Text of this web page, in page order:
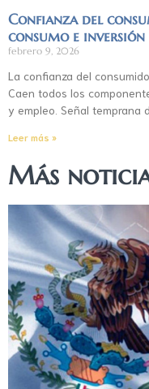
Confianza del
consumo e inversión
febrero 9, 2026
La confianza del
Caen todos los
y empleo. Señal temprana
Leer más »
Más